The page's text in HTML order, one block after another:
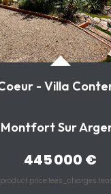
Montfort Sur
445 000 €